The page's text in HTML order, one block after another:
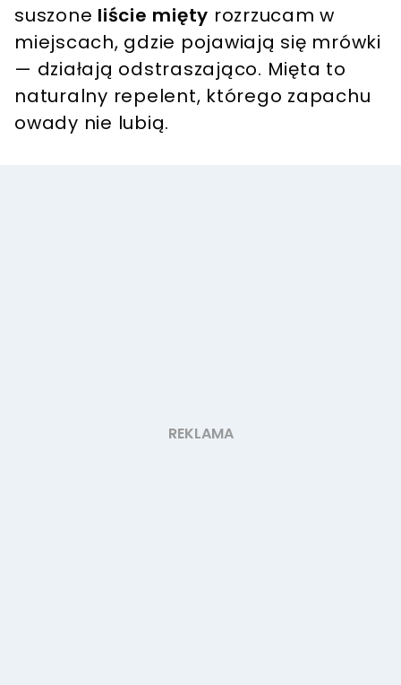
suszone liście mięty rozrzucam w
miejscach, gdzie pojawiają się mrówki
— działają odstraszająco. Mięta to
naturalny repelent, którego zapachu
owady nie lubią.